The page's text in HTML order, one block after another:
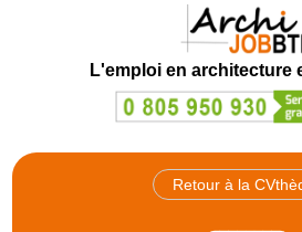
L'emploi en architecture
Retour à la